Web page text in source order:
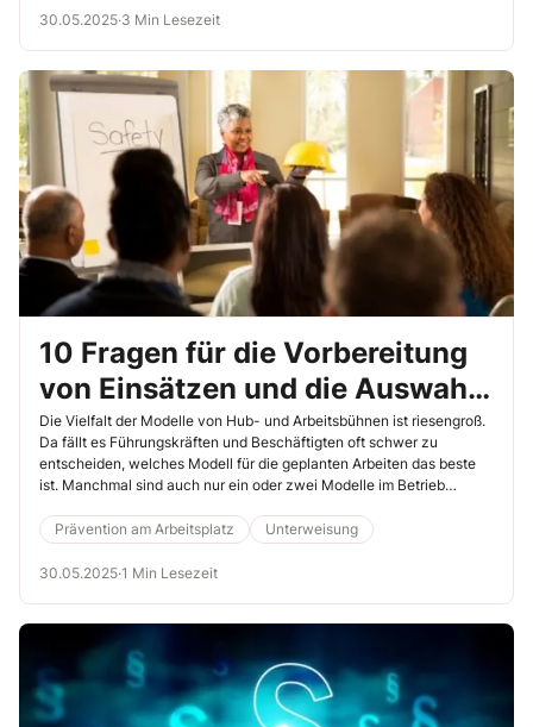
30.05.2025·3 Min Lesezeit
10 Fragen für die Vorbereitung
von Einsätzen und die Auswahl
der richtigen Bühne
Die Vielfalt der Modelle von Hub- und Arbeitsbühnen ist riesengroß.
Da fällt es Führungskräften und Beschäftigten oft schwer zu
entscheiden, welches Modell für die geplanten Arbeiten das beste
ist. Manchmal sind auch nur ein oder zwei Modelle im Betrieb
Pluspunkte, aber auch die Grenzen der jeweiligen Modelle liegen.
Dieser Artikel bringt kurz und kompakt auf den Punkt, was
Beschäftigten hilft, die richtige Bühne für die jeweilige Tätigkeit
Prävention am Arbeitsplatz Unterweisung
30.05.2025·1 Min Lesezeit